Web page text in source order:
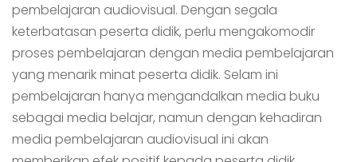
pembelajaran audiovisual. Dengan segala
keterbatasan peserta didik, perlu mengakomodir
proses pembelajaran dengan media pembelajaran
yang menarik minat peserta didik. Selam ini
pembelajaran hanya mengandalkan media buku
sebagai media belajar, namun dengan kehadiran
media pembelajaran audiovisual ini akan